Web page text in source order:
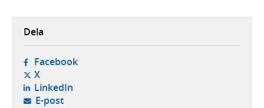
Dela
Facebook- öppnas i ny flik, extern webbplats,
X- öppnas i ny flik, extern webbplats,
LinkedIn- öppnas i ny flik, extern webbplats,
E-post- öppnar din e-postklient,